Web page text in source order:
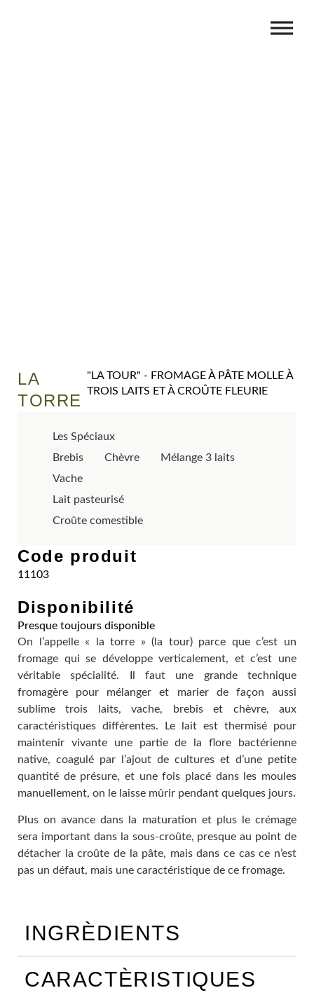
LA
TORRE
"LA TOUR" - FROMAGE À PÂTE MOLLE À
TROIS LAITS ET À CROÛTE FLEURIE
On l’appelle « la torre » (la tour) parce que c’est un
fromage qui se développe verticalement, et c’est une
véritable spécialité. Il faut une grande technique
fromagère pour mélanger et marier de façon aussi
sublime trois laits, vache, brebis et chèvre, aux
caractéristiques différentes. Le lait est thermisé pour
maintenir vivante une partie de la flore bactérienne
native, coagulé par l’ajout de cultures et d’une petite
quantité de présure, et une fois placé dans les moules
manuellement, on le laisse mûrir pendant quelques jours.
Plus on avance dans la maturation et plus le crémage
sera important dans la sous-croûte, presque au point de
détacher la croûte de la pâte, mais dans ce cas ce n’est
pas un défaut, mais une caractéristique de ce fromage.
INGRÈDIENTS
CARACTÈRISTIQUES
Les Spéciaux
Brebis
Chèvre
Mélange 3 laits
Vache
Lait pasteurisé
Croûte comestible
Code produit
11103
Disponibilité
Presque toujours disponible